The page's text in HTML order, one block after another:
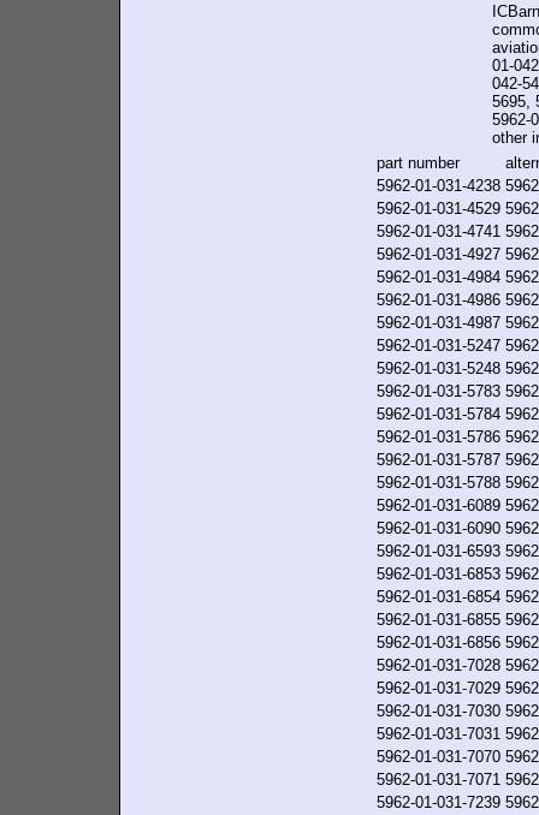
01-
042-
5695,
5962-
other
part number
5962-01-031-4238
5962-01-031-4529
5962-01-031-4741
5962-01-031-4927
5962-01-031-4984
5962-01-031-4986
5962-01-031-4987
5962-01-031-5247
5962-01-031-5248
5962-01-031-5783
5962-01-031-5784
5962-01-031-5786
5962-01-031-5787
5962-01-031-5788
5962-01-031-6089
5962-01-031-6090
5962-01-031-6593
5962-01-031-6853
5962-01-031-6854
5962-01-031-6855
5962-01-031-6856
5962-01-031-7028
5962-01-031-7029
5962-01-031-7030
5962-01-031-7031
5962-01-031-7070
5962-01-031-7071
5962-01-031-7239